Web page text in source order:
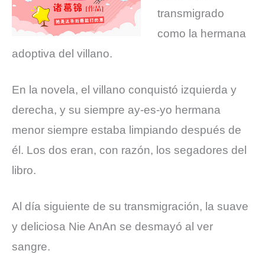
transmigrado
como la hermana
adoptiva del villano.
En la novela, el villano conquistó izquierda y
derecha, y su siempre ay-es-yo hermana
menor siempre estaba limpiando después de
él. Los dos eran, con razón, los segadores del
libro.
Al día siguiente de su transmigración, la suave
y deliciosa Nie AnAn se desmayó al ver
sangre.